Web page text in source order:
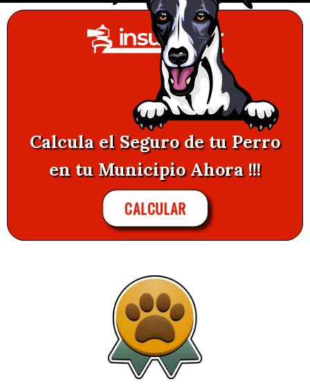
Calcula el Seguro de tu Perro
en tu Municipio Ahora !!!
CALCULAR